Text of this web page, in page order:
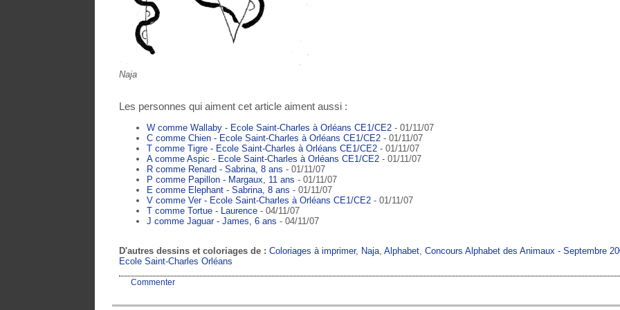
Naja
Les personnes qui aiment cet article aiment aussi :
W comme Wallaby - Ecole Saint-Charles à Orléans CE1/CE2 - 01/11/07
C comme Chien - Ecole Saint-Charles à Orléans CE1/CE2 - 01/11/07
T comme Tigre - Ecole Saint-Charles à Orléans CE1/CE2 - 01/11/07
A comme Aspic - Ecole Saint-Charles à Orléans CE1/CE2 - 01/11/07
R comme Renard - Sabrina, 8 ans - 01/11/07
P comme Papillon - Margaux, 11 ans - 01/11/07
E comme Elephant - Sabrina, 8 ans - 01/11/07
V comme Ver - Ecole Saint-Charles à Orléans CE1/CE2 - 01/11/07
T comme Tortue - Laurence - 04/11/07
J comme Jaguar - James, 6 ans - 04/11/07
D'autres dessins et coloriages de : Coloriages à imprimer, Naja Alphabet Concours Alphabet des Animaux - Septembre
Ecole Saint-Charles Orléans
Commenter